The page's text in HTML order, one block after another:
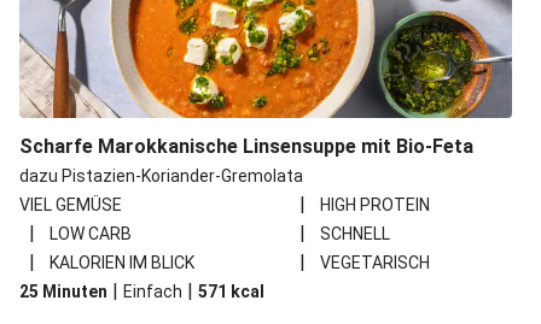
Scharfe Marokkanische Linsensuppe mit Bio-Feta
dazu Pistazien-Koriander-Gremolata
VIEL GEMÜSE
| HIGH PROTEIN
| LOW CARB | SCHNELL
| KALORIEN IM BLICK |
VEGETARISCH
25 Minuten | Einfach | 571 kcal